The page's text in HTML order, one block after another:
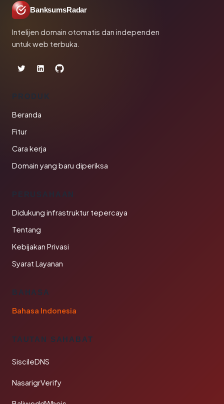
BanksumsRadar
Intelijen domain otomatis dan independen
untuk web terbuka.
PRODUK
Beranda
Fitur
Cara kerja
Domain yang baru diperiksa
PERUSAHAAN
Didukung infrastruktur tepercaya
Tentang
Kebijakan Privasi
Syarat Layanan
BAHASA
Bahasa Indonesia
TAUTAN SAHABAT
SiscileDNS
NasarigrVerify